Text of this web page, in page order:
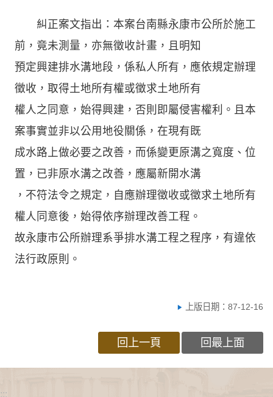
糾正案文指出：本案台南縣永康市公所於施工
前，竟未測量，亦無徵收計畫，且明知
預定興建排水溝地段，係私人所有，應依規定辦理
徵收，取得土地所有權或徵求土地所有
權人之同意，始得興建，否則即屬侵害權利。且本
案事實並非以公用地役關係，在現有既
成水路上做必要之改善，而係變更原溝之寬度、位
置，已非原水溝之改善，應屬新開水溝
，不符法令之規定，自應辦理徵收或徵求土地所有
權人同意後，始得依序辦理改善工程。
故永康市公所辦理系爭排水溝工程之程序，有違依
法行政原則。
上版日期：87-12-16
回上一頁 回最上面
:::